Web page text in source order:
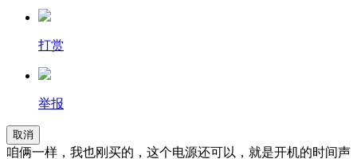
打赏
举报
取消
咱俩一样，我也刚买的，这个电源还可以，就是开机的时间声